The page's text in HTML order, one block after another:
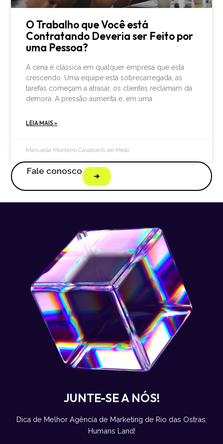
O Trabalho que Você está
Contratando Deveria ser Feito por
uma Pessoa?
A cena é clássica em qualquer empresa que está
crescendo. Uma equipe está sobrecarregada, as
tarefas começam a atrasar, os clientes reclamam da
demora. A pressão aumenta e, em uma
LEIA MAIS »
Manuella Monteiro Cavalcanti de Melo
Fale conosco
JUNTE-SE A NÓS!
Dica de Melhor Agência de Marketing de Rio das Ostras:
Humans Land!